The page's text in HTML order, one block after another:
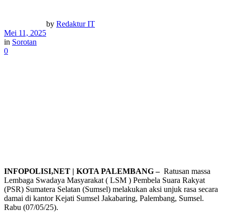
by Redaktur IT
Mei 11, 2025
in Sorotan
0
INFOPOLISI,NET | KOTA PALEMBANG – Ratusan massa
Lembaga Swadaya Masyarakat ( LSM ) Pembela Suara Rakyat
(PSR) Sumatera Selatan (Sumsel) melakukan aksi unjuk rasa secara
damai di kantor Kejati Sumsel Jakabaring, Palembang, Sumsel.
Rabu (07/05/25).